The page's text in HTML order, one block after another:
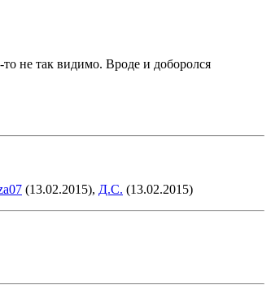
то не так видимо. Вроде и доборолся
(13.02.2015), Д.С. (13.02.2015)